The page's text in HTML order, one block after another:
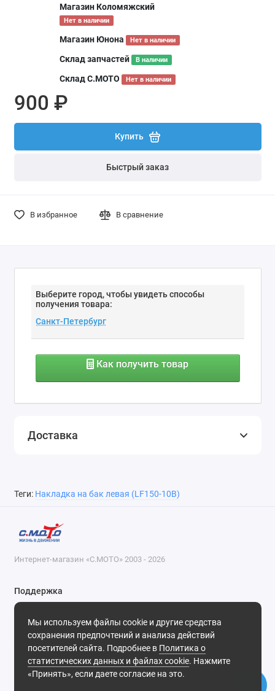
Магазин Коломяжский
Нет в наличии
Магазин Юнона Нет в наличии
Склад запчастей В наличии
Склад С.МОТО Нет в наличии
900 ₽
Купить
Быстрый заказ
В избранное В сравнение
Выберите город, чтобы увидеть способы
получения товара:
Как получить товар
Доставка
Теги: Накладка на бак левая (LF150-10B)
Мы используем файлы cookie и другие средства
сохранения предпочтений и анализа действий
посетителей сайта. Подробнее в Политика о
статистических данных и файлах cookie. Нажмите
«Принять», если даете согласие на это.
Интернет-магазин «С.МОТО» 2003 - 2026
Поддержка
8-800-55-00-327
Будни, с 09-30 до 18-30
Мы в сети